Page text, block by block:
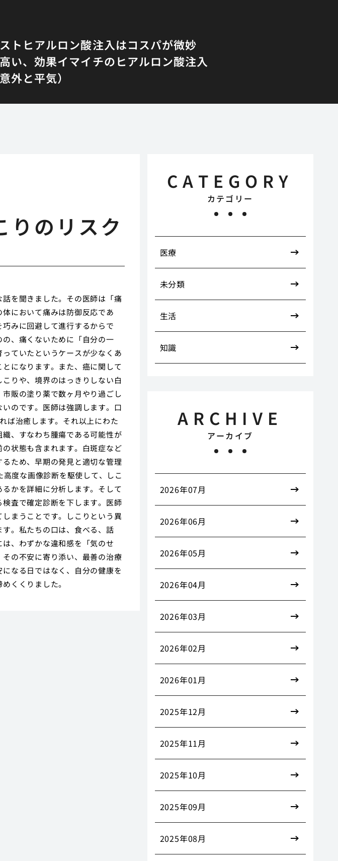
ト ヒアルロン酸注入はコスパが微妙
い、効果イマイチのヒアルロン酸注入
外と平気）
りのリスク
を聞きました。その医師は「痛
において痛みは防御反応であ
みに回避して進行するからで
、痛くないために「自分の一
ていたというケースが少なくあ
になります。また、癌に関して
りや、境界のはっきりしない白
販の塗り薬で数ヶ月やり過ごし
のです。医師は強調します。口
ば治癒します。それ以上にわた
、すなわち腫瘍である可能性が
状態も含まれます。白斑症など
ため、早期の発見と適切な管理
度な画像診断を駆使して、しこ
かを詳細に分析します。そして
査で確定診断を下します。医師
まうことです。しこりという異
。私たちの口は、食べる、話
、わずかな違和感を「気のせ
の不安に寄り添い、最善の治療
なる日ではなく、自分の健康を
くくりました。
CATEGORY
カテゴリー
医療
未分類
生活
知識
ARCHIVE
アーカイブ
2026年07月
2026年06月
2026年05月
2026年04月
2026年03月
2026年02月
2026年01月
2025年12月
2025年11月
2025年10月
2025年09月
2025年08月